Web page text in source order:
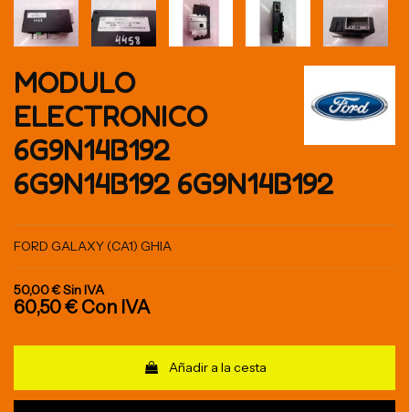
MODULO
ELECTRONICO
6G9N14B192
6G9N14B192 6G9N14B192
FORD GALAXY (CA1) GHIA
50,00 €Sin IVA
60,50 € Con IVA
Añadir a la cesta